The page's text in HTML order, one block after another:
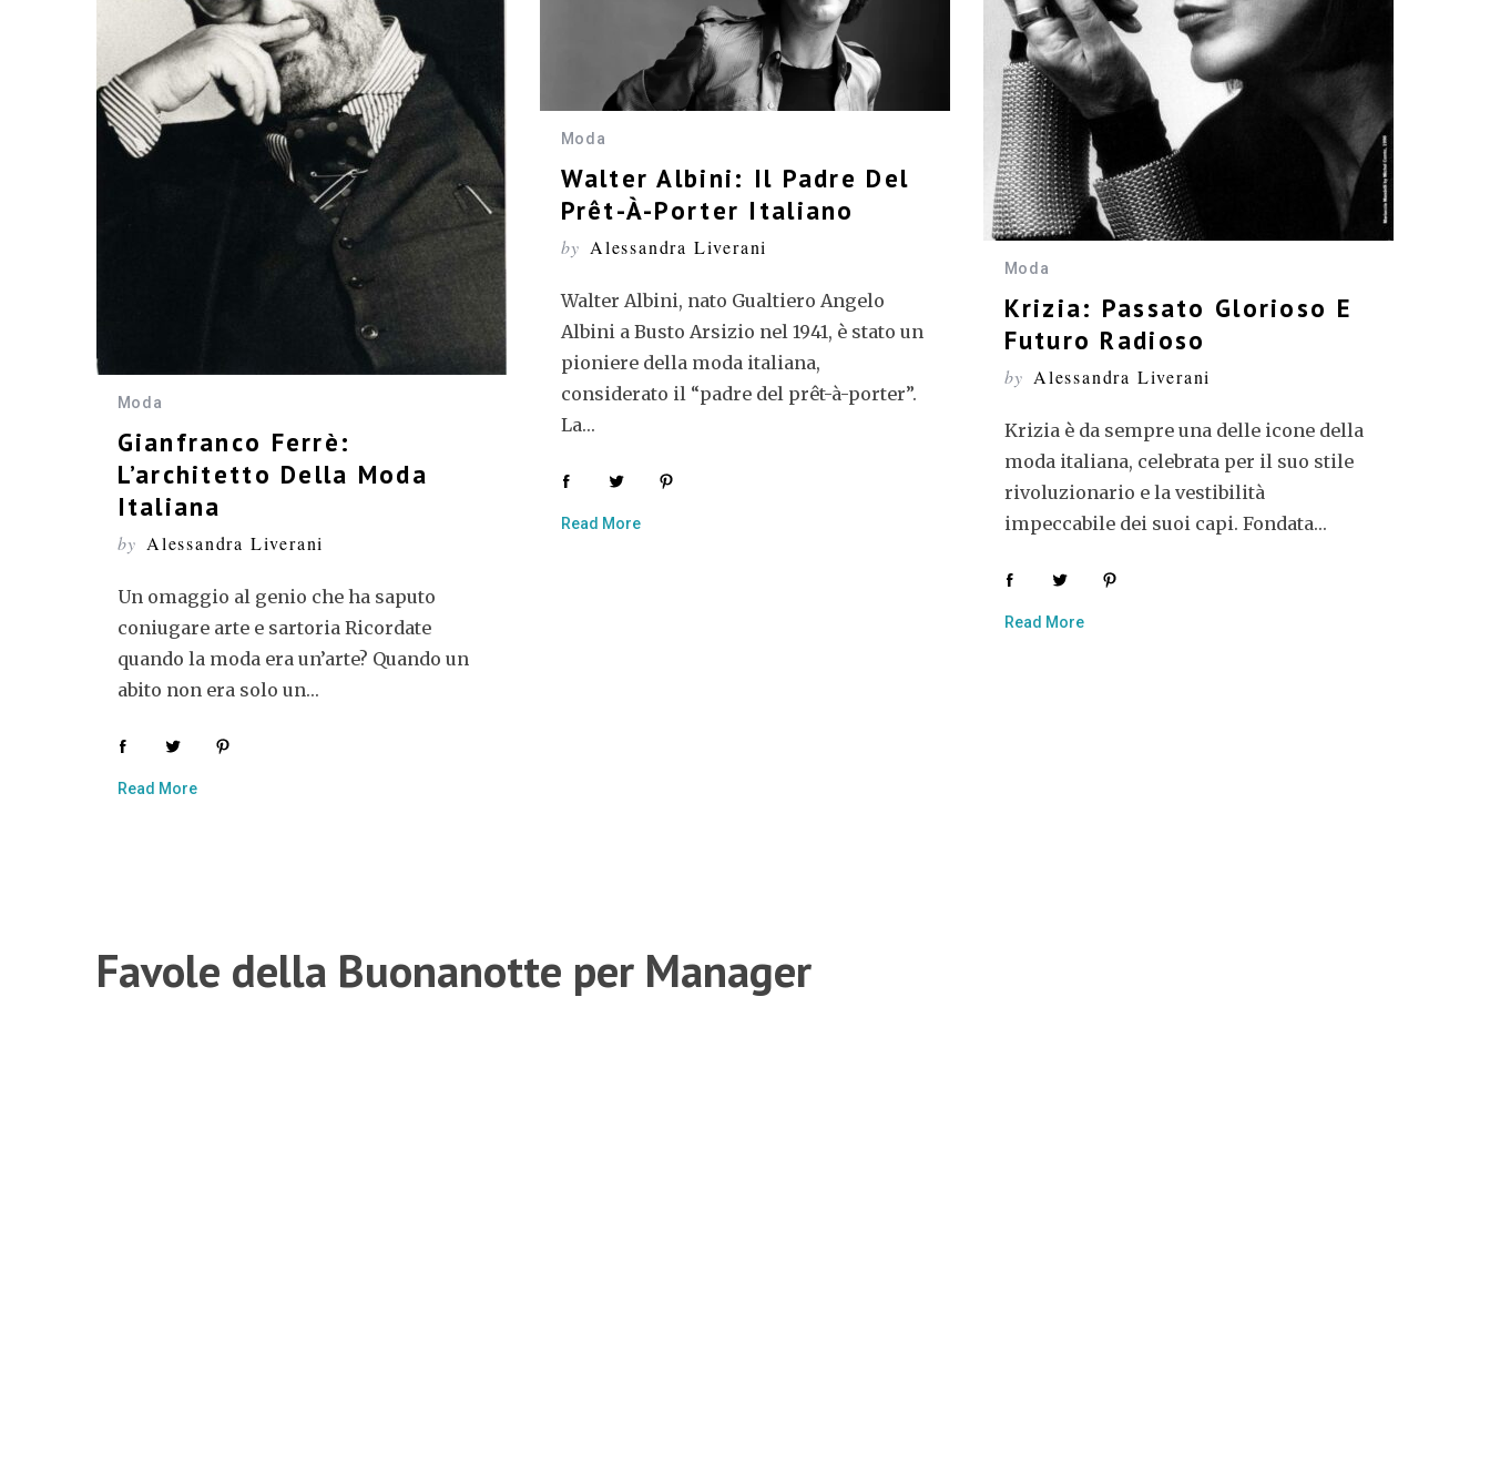
Moda
Gianfranco Ferrè:
L’architetto Della Moda
Italiana
by Alessandra Liverani
Un omaggio al genio che ha saputo
coniugare arte e sartoria Ricordate
quando la moda era un’arte? Quando un
abito non era solo un…
Read More
Moda
Krizia: Passato Glorioso E
Futuro Radioso
by Alessandra Liverani
Krizia è da sempre una delle icone della
moda italiana, celebrata per il suo stile
rivoluzionario e la vestibilità
impeccabile dei suoi capi. Fondata…
Read More
Moda
Walter Albini: Il Padre Del
Prêt-À-Porter Italiano
by Alessandra Liverani
Walter Albini, nato Gualtiero Angelo
Albini a Busto Arsizio nel 1941, è stato un
pioniere della moda italiana,
considerato il “padre del prêt-à-porter”.
La…
Read More
Favole della Buonanotte per Manager